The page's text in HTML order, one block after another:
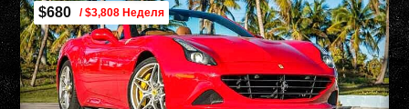
$680 / $3,808 Неделя